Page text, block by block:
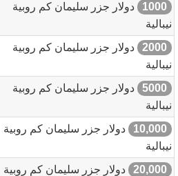
1000
دولار جزر سليمان كم روبية
نيبالية
2000
دولار جزر سليمان كم روبية
نيبالية
5000
دولار جزر سليمان كم روبية
نيبالية
10,000
دولار جزر سليمان كم روبية
نيبالية
20,000
دولار جزر سليمان كم روبية